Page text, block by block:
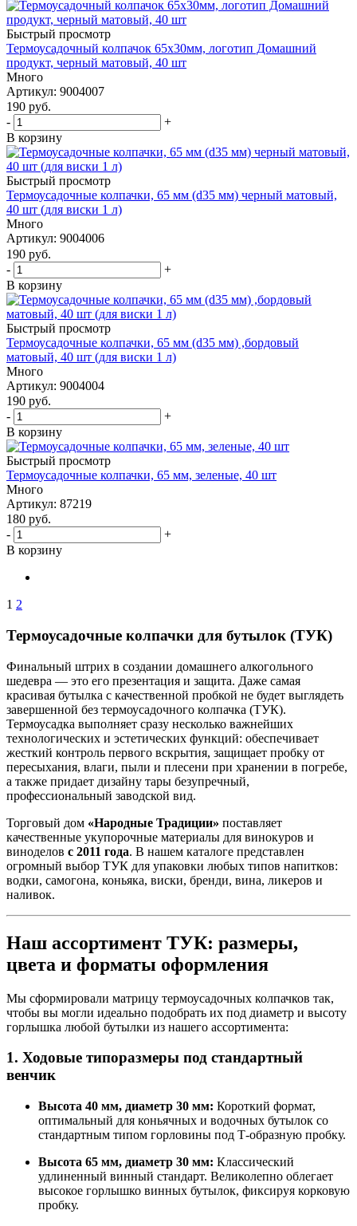
Быстрый просмотр
Термоусадочный колпачок 65х30мм, логотип Домашний
продукт, черный матовый, 40 шт
Много
Артикул: 9004007
190 руб.
-
+
В корзину
Быстрый просмотр
Термоусадочные колпачки, 65 мм (d35 мм) черный матовый,
40 шт (для виски 1 л)
Много
Артикул: 9004006
190 руб.
-
+
В корзину
Быстрый просмотр
Термоусадочные колпачки, 65 мм (d35 мм) ,бордовый
матовый, 40 шт (для виски 1 л)
Много
Артикул: 9004004
190 руб.
-
+
В корзину
Быстрый просмотр
Термоусадочные колпачки, 65 мм, зеленые, 40 шт
Много
Артикул: 87219
180 руб.
-
+
В корзину
1 2
Термоусадочные колпачки для бутылок (ТУК)
Финальный штрих в создании домашнего алкогольного
шедевра — это его презентация и защита. Даже самая
красивая бутылка с качественной пробкой не будет выглядеть
завершенной без термоусадочного колпачка (ТУК).
Термоусадка выполняет сразу несколько важнейших
технологических и эстетических функций: обеспечивает
жесткий контроль первого вскрытия, защищает пробку от
пересыхания, влаги, пыли и плесени при хранении в погребе,
а также придает дизайну тары безупречный,
профессиональный заводской вид.
Торговый дом «Народные Традиции» поставляет
качественные укупорочные материалы для винокуров и
виноделов с 2011 года. В нашем каталоге представлен
огромный выбор ТУК для упаковки любых типов напитков:
водки, самогона, коньяка, виски, бренди, вина, ликеров и
наливок.
Наш ассортимент ТУК: размеры,
цвета и форматы оформления
Мы сформировали матрицу термоусадочных колпачков так,
чтобы вы могли идеально подобрать их под диаметр и высоту
горлышка любой бутылки из нашего ассортимента:
1. Ходовые типоразмеры под стандартный
венчик
Высота 40 мм, диаметр 30 мм: Короткий формат,
оптимальный для коньячных и водочных бутылок со
стандартным типом горловины под Т-образную пробку.
Высота 65 мм, диаметр 30 мм: Классический
удлиненный винный стандарт. Великолепно облегает
высокое горлышко винных бутылок, фиксируя корковую
пробку.